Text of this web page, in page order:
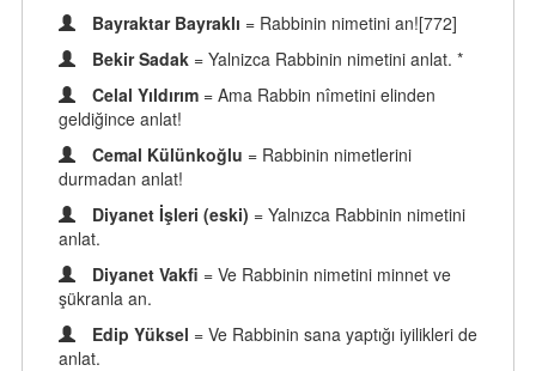
Bayraktar Bayraklı = Rabbinin nimetini an![772]
Bekir Sadak = Yalnizca Rabbinin nimetini anlat. *
Celal Yıldırım = Ama Rabbin nîmetini elinden
geldiğince anlat!
Cemal Külünkoğlu = Rabbinin nimetlerini
durmadan anlat!
Diyanet İşleri (eski) = Yalnızca Rabbinin nimetini
anlat.
Diyanet Vakfi = Ve Rabbinin nimetini minnet ve
şükranla an.
Edip Yüksel = Ve Rabbinin sana yaptığı iyilikleri de
anlat.